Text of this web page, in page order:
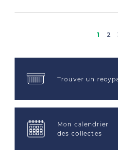
1 2
Trouver un
Mon calendrier
des collectes